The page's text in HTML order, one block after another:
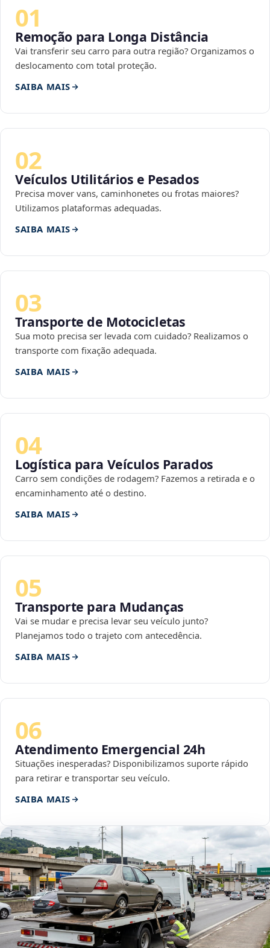
01
Remoção para Longa Distância
Vai transferir seu carro para outra região? Organizamos o
deslocamento com total proteção.
SAIBA MAIS
02
Veículos Utilitários e Pesados
Precisa mover vans, caminhonetes ou frotas maiores?
Utilizamos plataformas adequadas.
SAIBA MAIS
03
Transporte de Motocicletas
Sua moto precisa ser levada com cuidado? Realizamos o
transporte com fixação adequada.
SAIBA MAIS
04
Logística para Veículos Parados
Carro sem condições de rodagem? Fazemos a retirada e o
encaminhamento até o destino.
SAIBA MAIS
05
Transporte para Mudanças
Vai se mudar e precisa levar seu veículo junto?
Planejamos todo o trajeto com antecedência.
SAIBA MAIS
06
Atendimento Emergencial 24h
Situações inesperadas? Disponibilizamos suporte rápido
para retirar e transportar seu veículo.
SAIBA MAIS